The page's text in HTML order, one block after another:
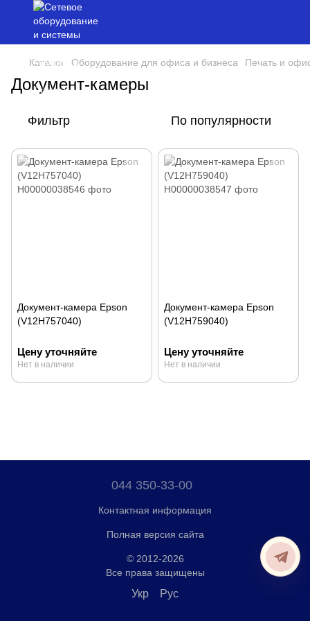
Каталог Оборудование для офиса и бизнеса Печать и
Документ-камеры
Фильтр По популярности
Документ-камера Epson
(V12H757040)
Цену уточняйте
Нет в наличии
Документ-камера Epson
(V12H759040)
Цену уточняйте
Нет в наличии
044 350-33-00
Контактная информация
Полная версия сайта
© 2012-2026
Все права защищены
Укр Рус